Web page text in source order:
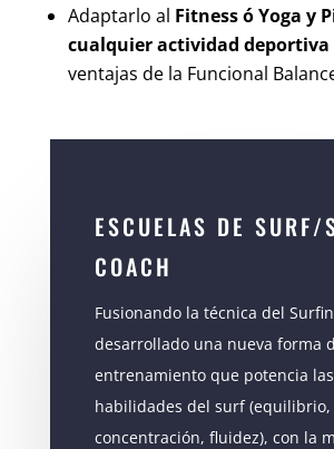
Adaptarlo al Fitness ó Yoga y
cualquier actividad deportiva
ventajas de la Funcional
ESCUELAS DE SURF/
COACH
Fusionando la técnica del
desarrollado una nueva forma
entrenamiento que potencia las
habilidades del surf (equilibrio,
concentración, fluidez), con la